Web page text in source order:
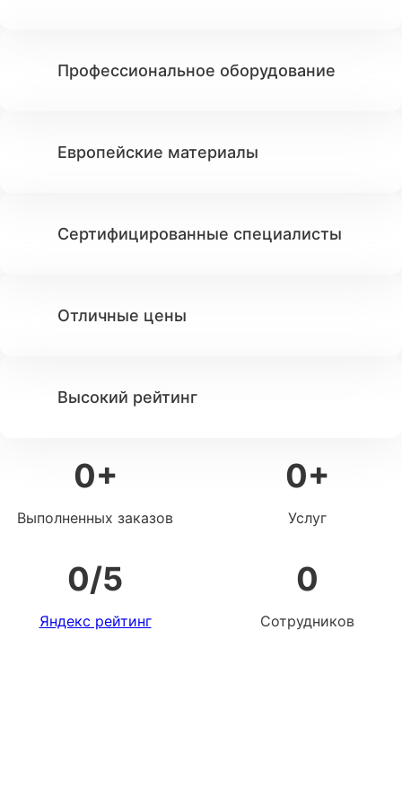
Профессиональное оборудование
Европейские материалы
Сертифицированные специалисты
Отличные цены
Высокий рейтинг
0+
Выполненных заказов
0+
Услуг
0/5
Яндекс рейтинг
0
Сотрудников